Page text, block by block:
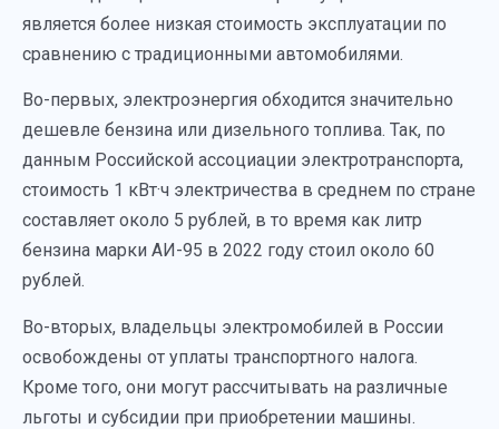
является более низкая стоимость эксплуатации по
сравнению с традиционными автомобилями.
Во-первых, электроэнергия обходится значительно
дешевле бензина или дизельного топлива. Так, по
данным Российской ассоциации электротранспорта,
стоимость 1 кВт·ч электричества в среднем по стране
составляет около 5 рублей, в то время как литр
бензина марки АИ-95 в 2022 году стоил около 60
рублей.
Во-вторых, владельцы электромобилей в России
освобождены от уплаты транспортного налога.
Кроме того, они могут рассчитывать на различные
льготы и субсидии при приобретении машины.